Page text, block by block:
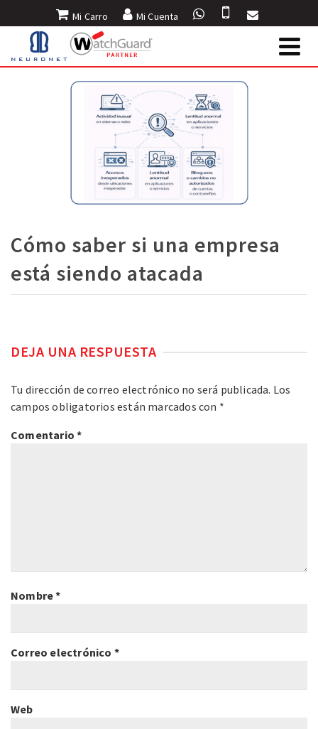
Mi Carro Mi Cuenta
Cómo saber si una empresa
está siendo atacada
DEJA UNA RESPUESTA
Tu dirección de correo electrónico no será publicada. Los
campos obligatorios están marcados con *
Comentario*
Nombre*
Correo electrónico *
Web